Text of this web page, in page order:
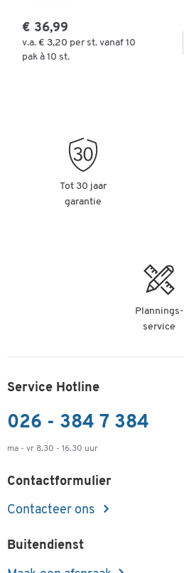
€ 36,99
v.a. € 3,20 per st. vanaf 10
pak à 10 st.
Tot 30 jaar
garantie
Plannings-
service
Service Hotline
026 - 384 7 384
ma - vr 8.30 - 16.30 uur
Contactformulier
Contacteer ons
Buitendienst